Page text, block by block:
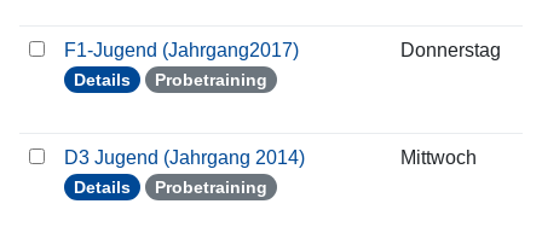
F1-Jugend (Jahrgang2017)
Details Probetraining
Donnerstag
D3 Jugend (Jahrgang 2014)
Details Probetraining
Mittwoch